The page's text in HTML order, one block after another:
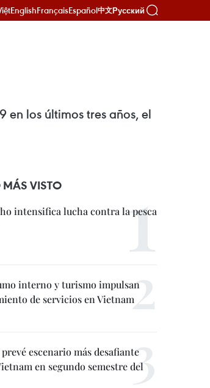
EnglishFrançaisEspañol中文Русский
los últimos tres años, el
MÁS VISTO
intensifica lucha contra la pesca
interno y turismo impulsan
de servicios en Vietnam
prevé escenario más desafiante
en segundo semestre del